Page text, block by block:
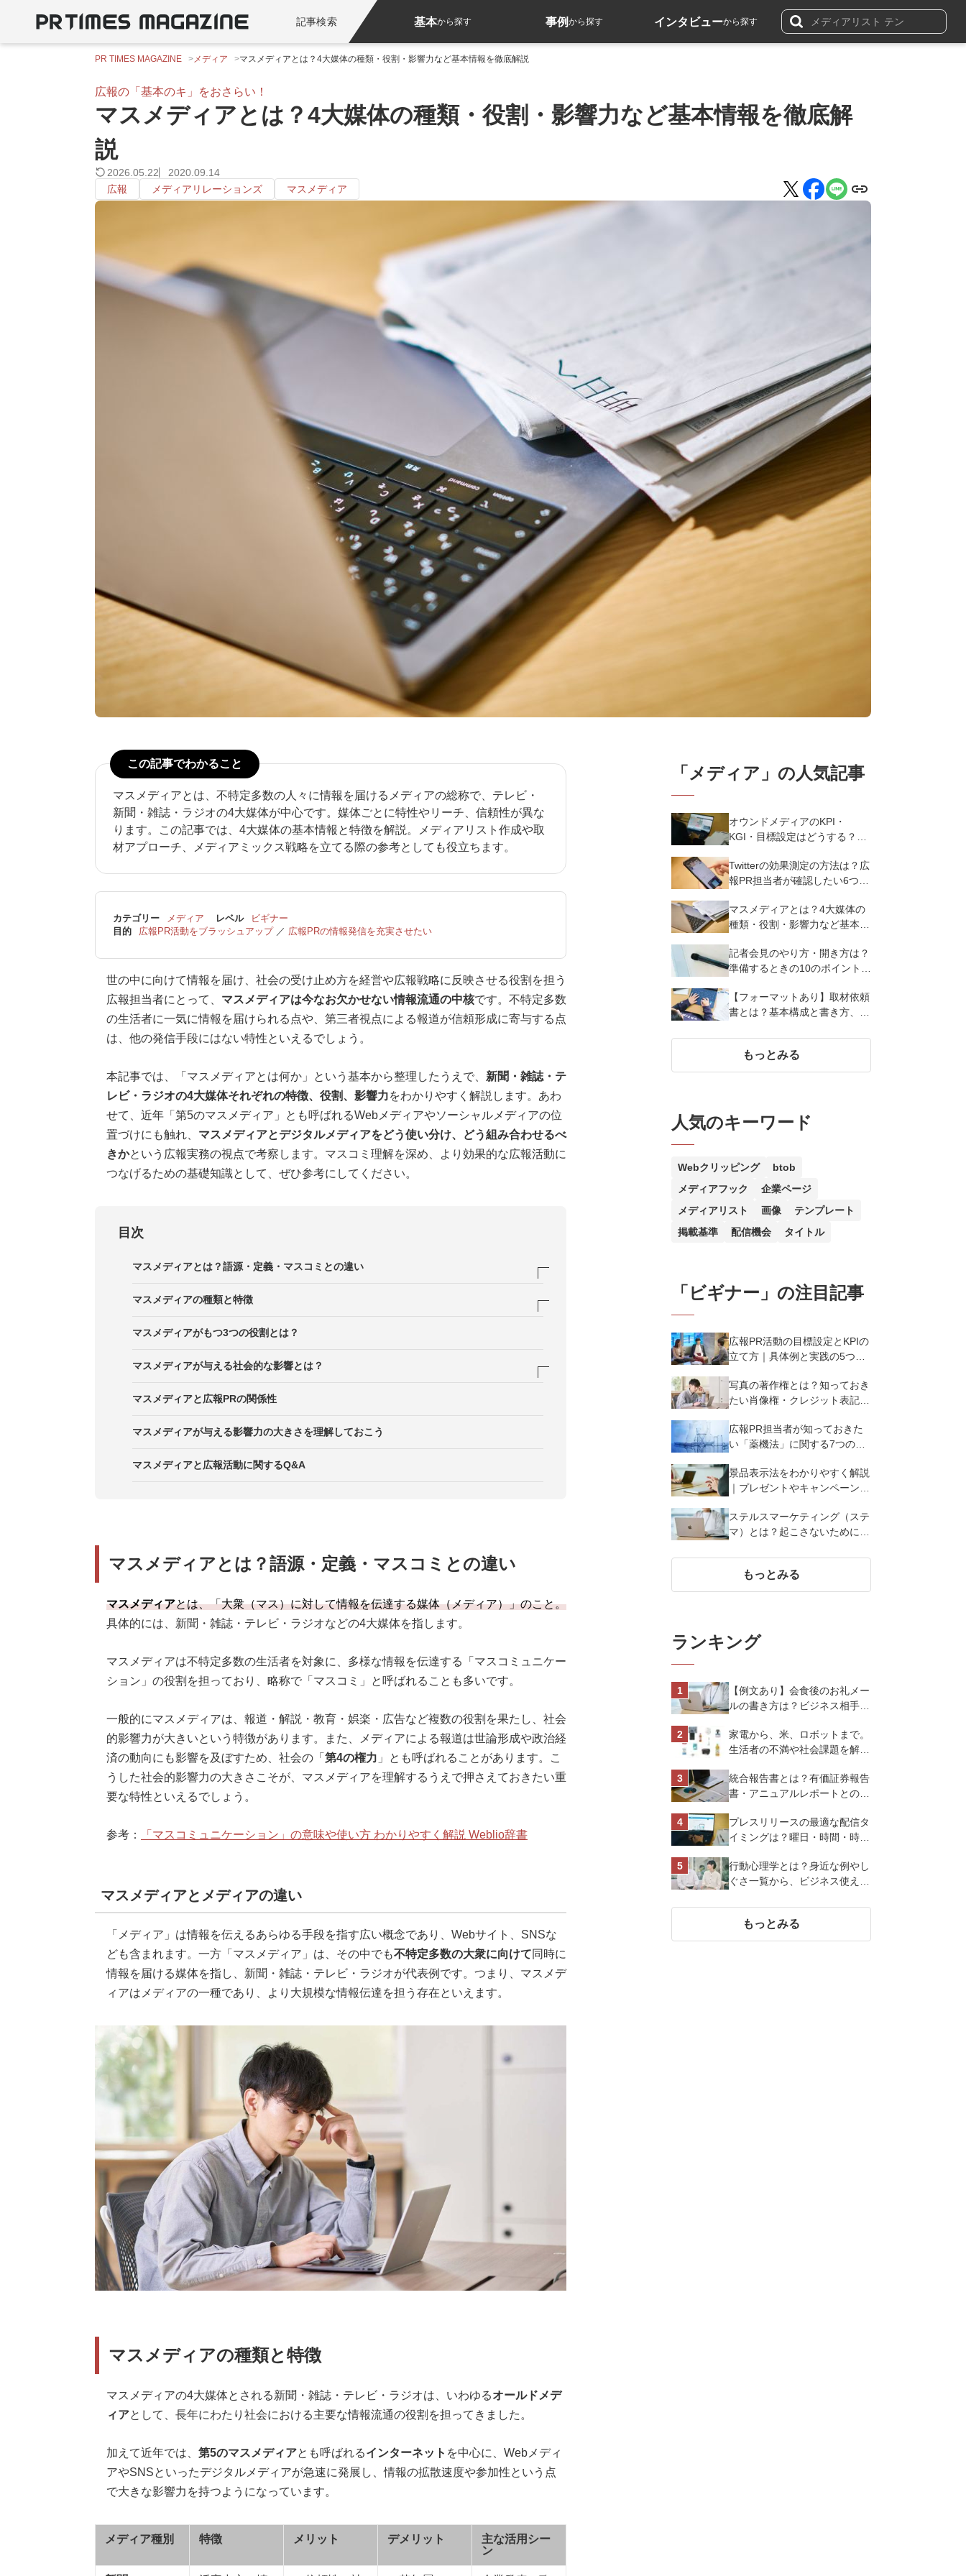
記事検索 基本から探す 事例から探す インタビューから探す
PR TIMES MAGAZINE メディア マスメディアとは？4大媒体の種類・役割・影響力など基本情報を徹底解説
広報の「基本のキ」をおさらい！
マスメディアとは？4大媒体の種類・役割・影響力など基本情報を徹底解
説
2026.05.22
2020.09.14
広報
メディアリレーションズ マスメディア
この記事でわかること
マスメディアとは、不特定多数の人々に情報を届けるメディアの総称で、テレビ・
新聞・雑誌・ラジオの4大媒体が中心です。媒体ごとに特性やリーチ、信頼性が異な
ります。この記事では、4大媒体の基本情報と特徴を解説。メディアリスト作成や取
材アプローチ、メディアミックス戦略を立てる際の参考としても役立ちます。
カテゴリー メディア レベル
ビギナー
目的
広報PR活動をブラッシュアップ／ 広報PRの情報発信を充実させたい
世の中に向けて情報を届け、社会の受け止め方を経営や広報戦略に反映させる役割を担う
広報担当者にとって、 マスメディアは今なお欠かせない情報流通の中核です。不特定多数
の生活者に一気に情報を届けられる点や、第三者視点による報道が信頼形成に寄与する点
は、他の発信手段にはない特性といえるでしょう。
本記事では、「マスメディアとは何か」という基本から整理したうえで、 新聞・雑誌・テ
レビ・ラジオの4大媒体それぞれの特徴、役割、影響力をわかりやすく解説します。あわ
せて、近年「第5のマスメディア」とも呼ばれるWebメディアやソーシャルメディアの位
置づけにも触れ、 マスメディアとデジタルメディアをどう使い分け、どう組み合わせるべ
きかという広報実務の視点で考察します。マスコミ理解を深め、より効果的な広報活動に
つなげるための基礎知識として、ぜひ参考にしてください。
目次
マスメディアとは？語源・定義・マスコミとの違い
マスメディアとメディアの違い
マスメディアの種類と特徴
1. 新聞
2. 雑誌
3. テレビ
4. ラジオ
5．インターネット・Webメディア・SNS
マスメディアがもつ3つの役割とは？
マスメディアが与える社会的な影響とは？
1．政治への影響
2．経済への影響
3．文化・教養としての影響
マスメディアと広報PRの関係性
マスメディアが与える影響力の大きさを理解しておこう
マスメディアと広報活動に関するQ&A
マスメディアとは？語源・定義・マスコミとの違い
マスメディアとは、「大衆（マス）に対して情報を伝達する媒体（メディア）」のこと。
具体的には、新聞・雑誌・テレビ・ラジオなどの4大媒体を指します。
マスメディアは不特定多数の生活者を対象に、多様な情報を伝達する「マスコミュニケー
ション」の役割を担っており、略称で「マスコミ」と呼ばれることも多いです。
一般的にマスメディアは、報道・解説・教育・娯楽・広告など複数の役割を果たし、社会
的影響力が大きいという特徴があります。また、メディアによる報道は世論形成や政治経
済の動向にも影響を及ぼすため、社会の「 第4の権力 」とも呼ばれることがあります。こ
うした社会的影響力の大きさこそが、マスメディアを理解するうえで押さえておきたい重
要な特性といえるでしょう。
参考： 「マスコミュニケーション」の意味や使い方 わかりやすく解説 Weblio辞書
マスメディアとメディアの違い
「メディア」は情報を伝えるあらゆる手段を指す広い概念であり、Webサイト、SNSな
ども含まれます。一方「マスメディア」は、その中でも不特定多数の大衆に向けて同時に
情報を届ける媒体を指し、新聞・雑誌・テレビ・ラジオが代表例です。つまり、マスメデ
ィアはメディアの一種であり、より大規模な情報伝達を担う存在といえます。
マスメディアの種類と特徴
マスメディアの4大媒体とされる新聞・雑誌・テレビ・ラジオは、いわゆるオールドメデ
ィアとして、長年にわたり社会における主要な情報流通の役割を担ってきました。
加えて近年では、 第5のマスメディアとも呼ばれるインターネット を中心に、Webメディ
アやSNSといったデジタルメディアが急速に発展し、情報の拡散速度や参加性という点
で大きな影響力を持つようになっています。
メディア種別 特徴 メリット デメリット
主な活用シー
ン
「 メディア 」の人気記事
オウンドメディアのKPI・
KGI・目標設定はどうする？設
Twitterの効果測定の方法は？広
報PR担当者が確認したい6つの
マスメディアとは？4大媒体の
種類・役割・影響力など基本情
記者会見のやり方・開き方は？
準備するときの10のポイント
【フォーマットあり】取材依頼
書とは？基本構成と書き方、承
紹介
もっとみる
人気のキーワード
Webクリッピング
btob
メディアフック
企業ページ
メディアリスト
画像
テンプレート
掲載基準
配信機会 タイトル
「 ビギナー 」の注目記事
広報PR活動の目標設定とKPIの
立て方｜具体例と実践の5つの
写真の著作権とは？知っておき
たい肖像権・クレジット表記
利を解説
広報PR担当者が知っておきた
い「薬機法」に関する7つのこ
景品表示法をわかりやすく解説
｜プレゼントやキャンペーン実
おくべき7つのポイント【事例
あり】
ステルスマーケティング（ステ
マ）とは？起こさないために広
知識
もっとみる
ランキング
【例文あり】会食後のお礼メー
ルの書き方は？ビジネス相手に
トを解説
家電から、米、ロボットまで。
生活者の不満や社会課題を解決
スオーヤマ株式会社
統合報告書とは？有価証券報告
書・アニュアルレポートとの違
プレスリリースの最適な配信タ
イミングは？曜日・時間・時期
化させよう
行動心理学とは？身近な例やし
ぐさ一覧から、ビジネス使える
もっとみる